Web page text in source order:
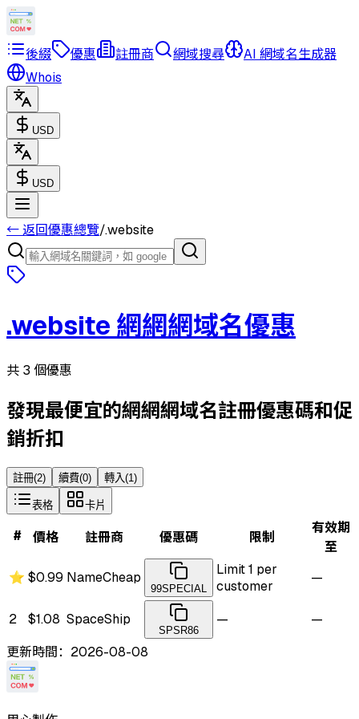
後綴 優惠 註冊商 網域搜尋
AI 網域名生成器
Whois
USD
USD
← 返回優惠總覽/.website
.website 網網網域名優惠
共 3 個優惠
發現最便宜的網網網域名註冊優惠碼和促
銷折扣
註冊(2) 續費(0) 轉入(1)
表格 卡片
# 價格 註冊商 優惠碼 限制
有效期
至
⭐ $0.99 NameCheap
99SPECIAL
Limit 1 per
customer
—
2 $1.08 SpaceShip
SPSR86
—
—
更新時間：2026-08-08